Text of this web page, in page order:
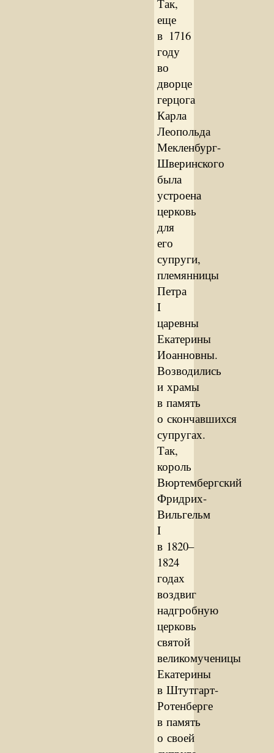
Так,
еще
в 1716
году
во
дворце
герцога
Карла
Леопольда
Мекленбург-
Шверинского
была
устроена
церковь
для
его
супруги,
племянницы
Петра
I
царевны
Екатерины
Иоанновны.
Возводились
и храмы
в память
о скончавшихся
супругах.
Так,
король
Вюртембергский
Фридрих-
Вильгельм
I
в 1820–
1824
годах
воздвиг
надгробную
церковь
святой
великомученицы
Екатерины
в Штутгарт-
Ротенберге
в память
о своей